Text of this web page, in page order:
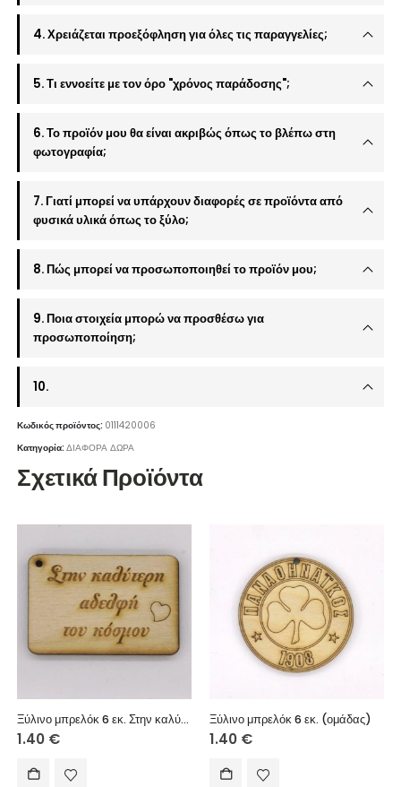
4. Χρειάζεται προεξόφληση για όλες τις παραγγελίες;
5. Τι εννοείτε με τον όρο "χρόνος παράδοσης";
6. Το προϊόν μου θα είναι ακριβώς όπως το βλέπω στη
φωτογραφία;
7. Γιατί μπορεί να υπάρχουν διαφορές σε προϊόντα από
φυσικά υλικά όπως το ξύλο;
8. Πώς μπορεί να προσωποποιηθεί το προϊόν μου;
9. Ποια στοιχεία μπορώ να προσθέσω για
προσωποποίηση;
10.
Κωδικός προϊόντος: 0111420006
Κατηγορία:ΔΙΑΦΟΡΑ ΔΩΡΑ
Σχετικά Προϊόντα
Ξύλινο μπρελόκ 6 εκ. Στην καλύτερη αδελφή του κόσμου
1.40 €
Ξύλινο μπρελόκ 6 εκ. (ομάδας)
1.40 €